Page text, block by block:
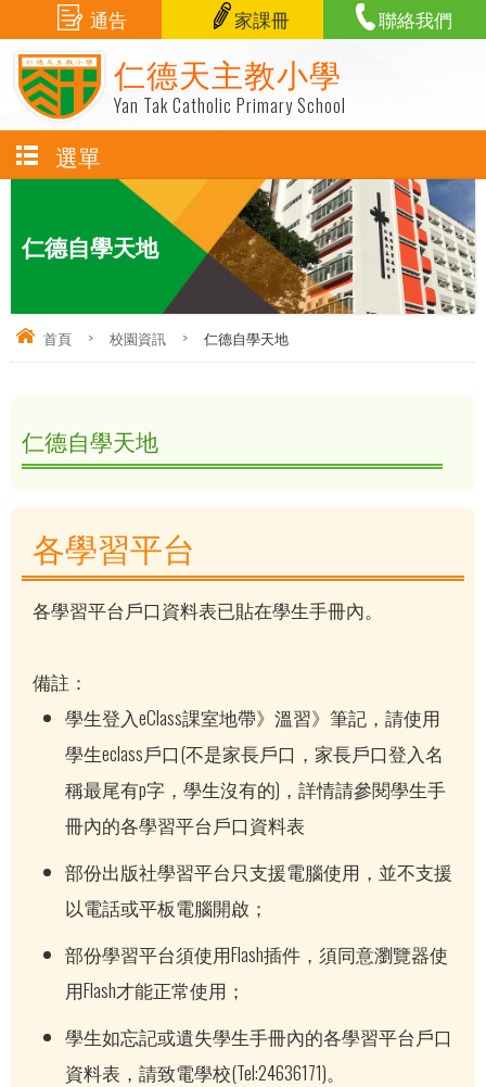
仁德天主教小學
Yan Tak Catholic Primary School
通告 家課冊 聯絡我們
選單
仁德自學天地
首頁 > 校園資訊 > 仁德自學天地
仁德自學天地
各學習平台
各學習平台戶口資料表已貼在學生手冊內。
備註：
學生登入eClass課室地帶》溫習》筆記，請使用
學生eclass戶口(不是家長戶口，家長戶口登入名
稱最尾有p字，學生沒有的)，詳情請參閱學生手
冊內的各學習平台戶口資料表
部份出版社學習平台只支援電腦使用，並不支援
以電話或平板電腦開啟；
部份學習平台須使用Flash插件，須同意瀏覽器使
用Flash才能正常使用；
學生如忘記或遺失學生手冊內的各學習平台戶口
資料表，請致電學校(Tel:24636171)。